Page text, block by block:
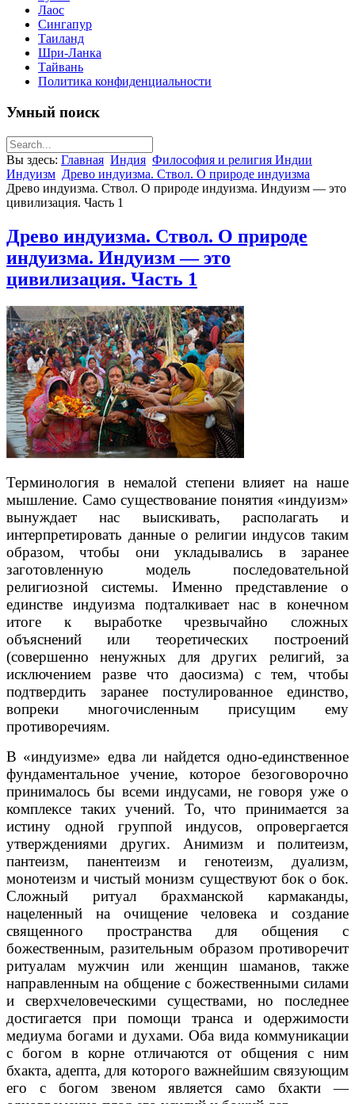
Лаос
Сингапур
Таиланд
Шри-Ланка
Тайвань
Политика конфиденциальности
Умный поиск
Вы здесь: Главная Индия Философия и религия Индии
Индуизм Древо индуизма. Ствол. О природе индуизма
Древо индуизма. Ствол. О природе индуизма. Индуизм — это
цивилизация. Часть 1
Древо индуизма. Ствол. О природе
индуизма. Индуизм — это
цивилизация. Часть 1
Терминология в немалой степени влияет на наше
мышление. Само существование понятия «индуизм»
вынуждает нас выискивать, располагать и
интерпретировать данные о религии индусов таким
образом, чтобы они укладывались в заранее
заготовленную модель последовательной
религиозной системы. Именно представление о
единстве индуизма подталкивает нас в конечном
итоге к выработке чрезвычайно сложных
объяснений или теоретических построений
(совершенно ненужных для других религий, за
исключением разве что даосизма) с тем, чтобы
подтвердить заранее постулированное единство,
вопреки многочисленным присущим ему
противоречиям.
В «индуизме» едва ли найдется одно-единственное
фундаментальное учение, которое безоговорочно
принималось бы всеми индусами, не говоря уже о
комплексе таких учений. То, что принимается за
истину одной группой индусов, опровергается
утверждениями других. Анимизм и политеизм,
пантеизм, панентеизм и генотеизм, дуализм,
монотеизм и чистый монизм существуют бок о бок.
Сложный ритуал брахманской кармаканды,
нацеленный на очищение человека и создание
священного пространства для общения с
божественным, разительным образом противоречит
ритуалам мужчин или женщин шаманов, также
направленным на общение с божественными силами
и сверхчеловеческими существами, но последнее
достигается при помощи транса и одержимости
медиума богами и духами. Оба вида коммуникации
с богом в корне отличаются от общения с ним
бхакта, адепта, для которого важнейшим связующим
его с богом звеном является само бхакти —